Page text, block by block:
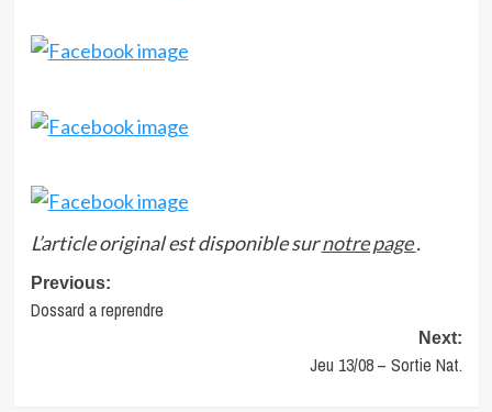
L’article original est disponible surnotre page.
Post
navigation
Previous:
Dossard a reprendre
Next:
Jeu 13/08 – Sortie Nat.